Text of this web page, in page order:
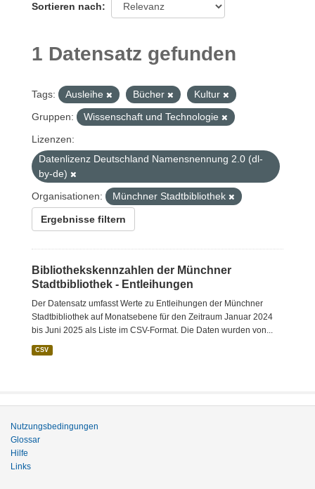
Sortieren nach
1 Datensatz gefunden
Tags: Ausleihe Bücher
Kultur
Gruppen:
Wissenschaft und Technologie
Lizenzen:
Datenlizenz Deutschland Namensnennung 2.0 (dl-
by-de)
Organisationen:
Münchner Stadtbibliothek
Ergebnisse filtern
Bibliothekskennzahlen der Münchner
Stadtbibliothek - Entleihungen
Der Datensatz umfasst Werte zu Entleihungen der Münchner
Stadtbibliothek auf Monatsebene für den Zeitraum Januar 2024
bis Juni 2025 als Liste im CSV-Format. Die Daten wurden von...
CSV
Nutzungsbedingungen
Glossar
Hilfe
Links